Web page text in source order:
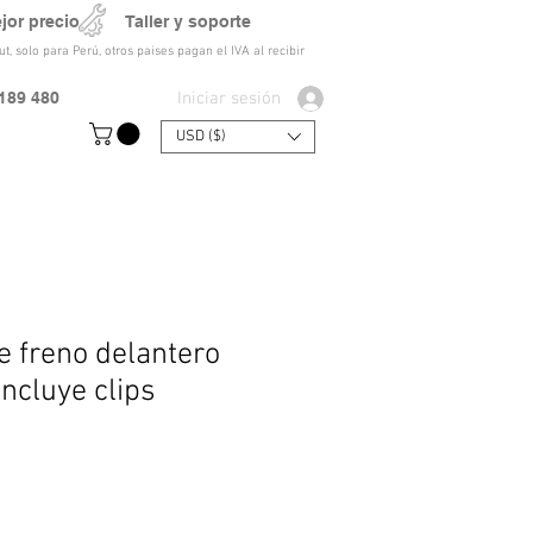
solo para Perú, otros paises pagan el IVA al recibir
Iniciar sesión
480
USD ($)
precio Taller y soporte
freno delantero
clips